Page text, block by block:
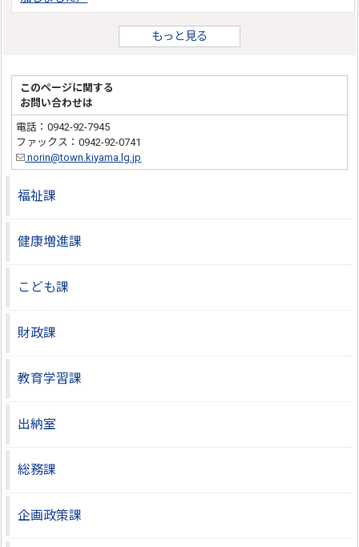
もっと見る
このページに関する
お問い合わせは
電話：0942-92-7945
ファックス：0942-92-0741
norin@town.kiyama.lg.jp
福祉課
健康増進課
こども課
財政課
教育学習課
出納室
総務課
企画政策課